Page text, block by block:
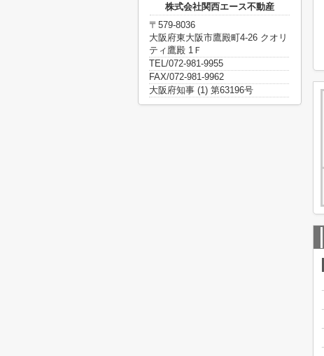
株式会社関西エース不動産
〒579-8036
大阪府東大阪市鷹殿町4-26 クオリ
ティ鷹殿 1Ｆ
TEL/072-981-9955
FAX/072-981-9962
大阪府知事 (1) 第63196号